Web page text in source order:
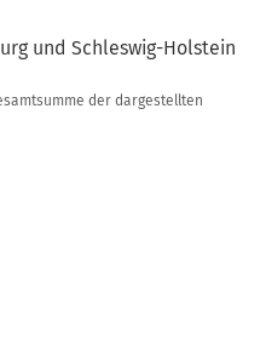
und Schleswig-Holstein
der dargestellten